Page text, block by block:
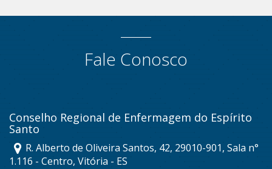
Fale Conosco
Conselho Regional de Enfermagem do Espírito
Santo
R. Alberto de Oliveira Santos, 42, 29010-901, Sala n°
1.116 - Centro, Vitória - ES